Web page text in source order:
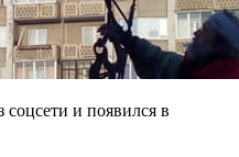
соцсети и появился в